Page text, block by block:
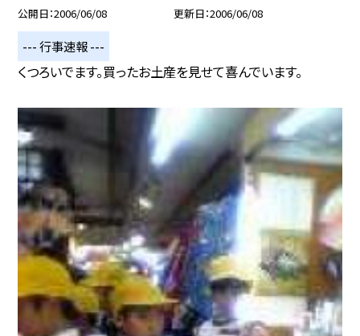
公開日 2006/06/08 更新日 2006/06/08
--- 行事速報 ---
くつろいでます。買ったお土産を見せて喜んでいます。